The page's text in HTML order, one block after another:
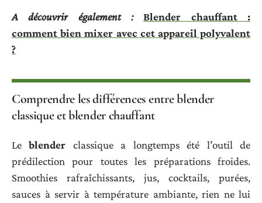
A découvrir également :
Blender chauffant :
comment bien mixer avec cet appareil polyvalent
?
Comprendre les différences entre blender
classique et blender chauffant
Leblender classique a longtemps été l’outil de
prédilection pour toutes les préparations froides.
Smoothies rafraîchissants, jus, cocktails, purées,
sauces à servir à température ambiante, rien ne lui